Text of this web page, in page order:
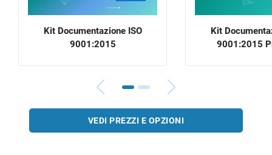
Kit Documentazione ISO
9001:2015
Kit
9001:2015
VEDI PREZZI E OPZIONI